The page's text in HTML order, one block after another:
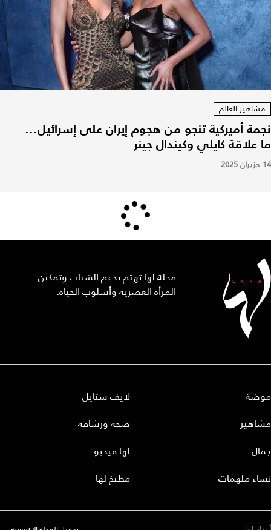
مشاهير العالم
نجمة أميركية تنجو من هجوم إيران على إسرائيل...
ما علاقة كايلي وكيندال جينر
14 حزيران 2025
مجلة لها تهتم بدعم الشباب وتمكين
المرأة العصرية وأسلوب الحياة.
موضة
مشاهير
جمال
نساء ملهمات
لايف ستايل
صحة ورشاقة
لها فيديو
مطبخ لها